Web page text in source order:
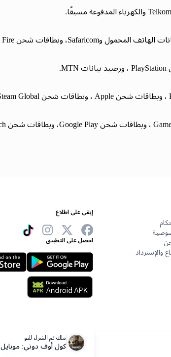
ملك تم الشراء للتو
كول أوف دوتي: موبايل
والإسترداد
إبقى على اطلاع
احصل على التطبيق
مصر